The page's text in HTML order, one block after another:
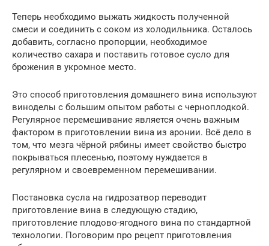
Теперь необходимо выжать жидкость полученной
смеси и соединить с соком из холодильника. Осталось
добавить, согласно пропорции, необходимое
количество сахара и поставить готовое сусло для
брожения в укромное место.
Это способ приготовления домашнего вина используют
виноделы с большим опытом работы с черноплодкой.
Регулярное перемешивание является очень важным
фактором в приготовлении вина из аронии. Всё дело в
том, что мезга чёрной рябины имеет свойство быстро
покрываться плесенью, поэтому нуждается в
регулярном и своевременном перемешивании.
Постановка сусла на гидрозатвор переводит
приготовление вина в следующую стадию,
приготовление плодово-ягодного вина по стандартной
технологии. Поговорим про рецепт приготовления